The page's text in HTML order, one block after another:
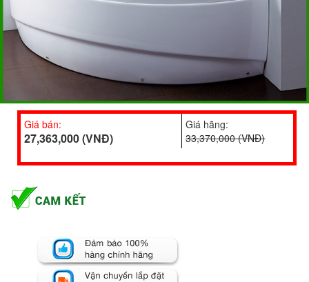
Giá bán:
27,363,000 (VNĐ)
Giá hãng:
33,370,000 (VNĐ)